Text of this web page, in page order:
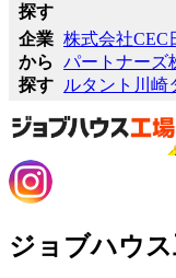
探す
企業
から
探す
株式会社CEC
パートナーズ
ルタント 川崎
ジョブハウ